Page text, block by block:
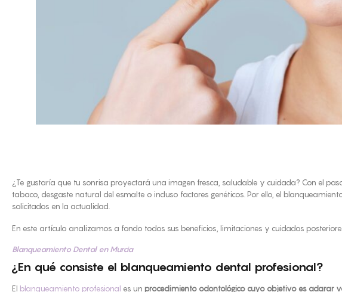
¿Te gustaría que tu sonrisa proyectará una imagen fresca, saludable y cuidada? Con el
tabaco, desgaste natural del esmalte o incluso factores genéticos. Por ello, el
solicitados en la actualidad.
En este artículo analizamos a fondo todos sus beneficios, limitaciones y cuidados
Blanqueamiento Dental en Murcia
¿En qué consiste el blanqueamiento dental profesional?
El blanqueamiento profesional es un procedimiento odontológico cuyo objetivo es aclarar